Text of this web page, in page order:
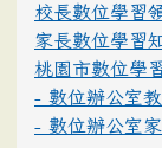
校長數位學習
家長數位學習
桃園市數位學
- 數位辦公室
- 數位辦公室